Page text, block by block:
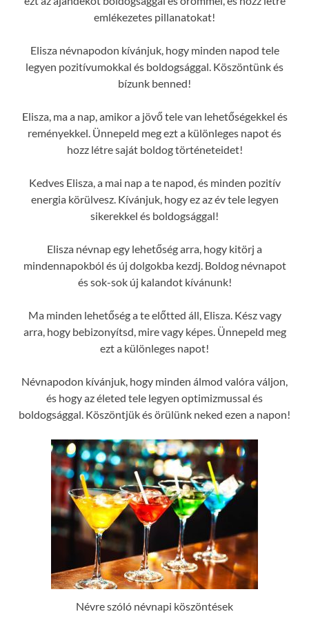
emlékezetes pillanatokat!
Elisza névnapodon kívánjuk, hogy minden napod tele
legyen pozitívumokkal és boldogsággal. Köszöntünk és
bízunk benned!
Elisza, ma a nap, amikor a jövő tele van lehetőségekkel és
reményekkel. Ünnepeld meg ezt a különleges napot és
hozz létre saját boldog történeteidet!
Kedves Elisza, a mai nap a te napod, és minden pozitív
energia körülvesz. Kívánjuk, hogy ez az év tele legyen
sikerekkel és boldogsággal!
Elisza névnap egy lehetőség arra, hogy kitörj a
mindennapokból és új dolgokba kezdj. Boldog névnapot
és sok-sok új kalandot kívánunk!
Ma minden lehetőség a te előtted áll, Elisza. Kész vagy
arra, hogy bebizonyítsd, mire vagy képes. Ünnepeld meg
ezt a különleges napot!
Névnapodon kívánjuk, hogy minden álmod valóra váljon,
és hogy az életed tele legyen optimizmussal és
boldogsággal. Köszöntjük és örülünk neked ezen a napon!
Névre szóló névnapi köszöntések